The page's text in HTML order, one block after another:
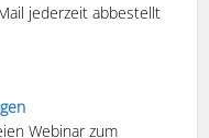
jederzeit abbestellt
Webinar zum